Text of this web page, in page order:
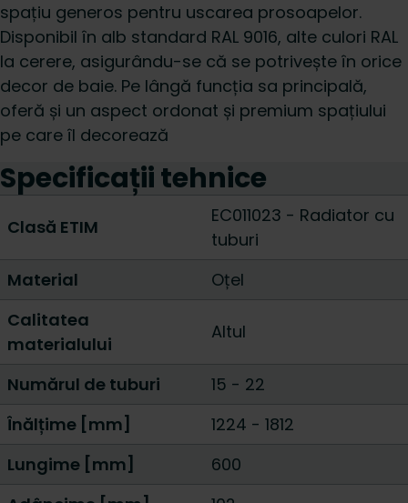
spațiu generos pentru uscarea prosoapelor.
Disponibil în alb standard RAL 9016, alte culori RAL
la cerere, asigurându-se că se potrivește în orice
decor de baie. Pe lângă funcția sa principală,
oferă și un aspect ordonat și premium spațiului
pe care îl decorează
Specificații tehnice
Clasă ETIM
EC011023 - Radiator cu
tuburi
Material
Oțel
Calitatea
materialului
Altul
Numărul de tuburi 15 - 22
Înălțime [mm]
1224 - 1812
Lungime [mm]
600